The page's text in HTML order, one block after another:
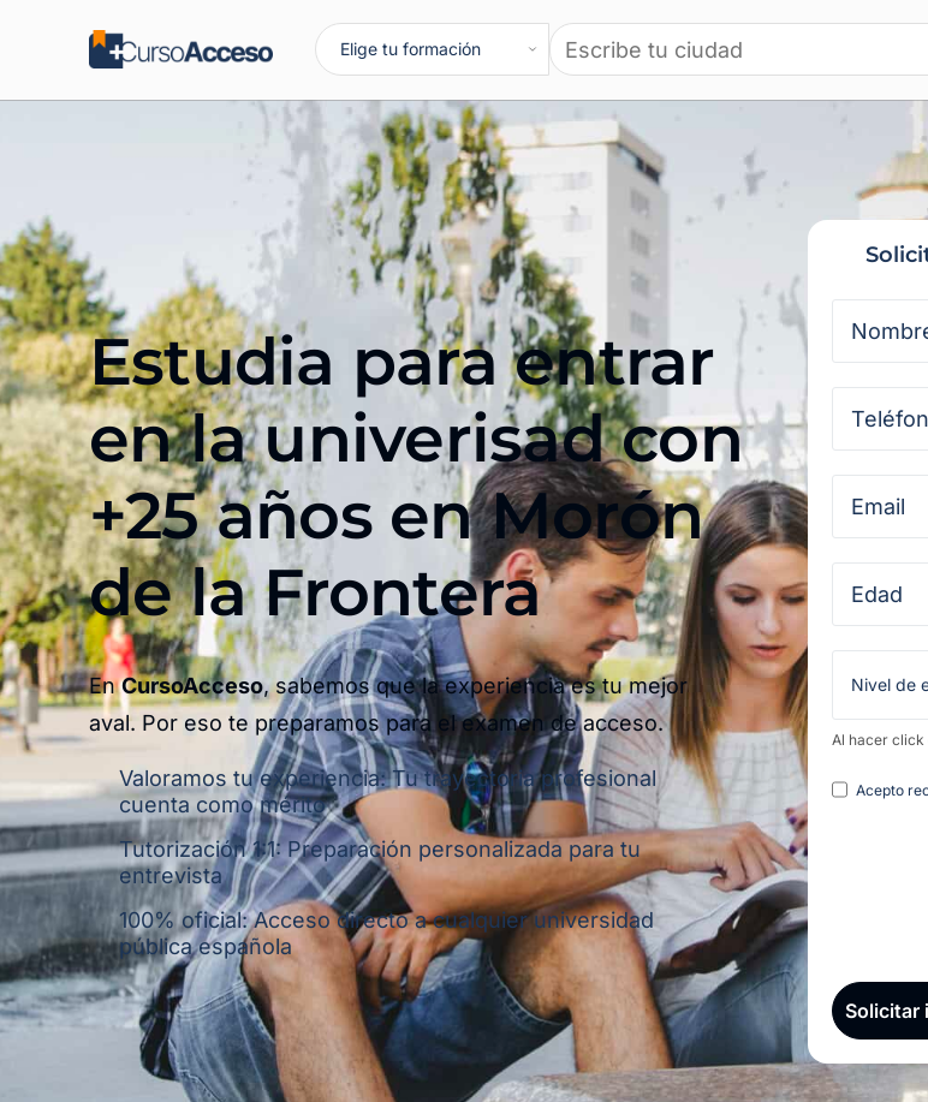
Estudia para entrar
en la univerisad con
+25 años en Morón
de la Frontera​
EnCursoAcceso, sabemos que la experiencia es tu mejor
aval. Por eso te preparamos para el examen de acceso.
Valoramos tu experiencia: Tu trayectoria profesional
cuenta como mérito
Tutorización 1:1: Preparación personalizada para tu
entrevista
100% oficial: Acceso directo a cualquier universidad
pública española
Al hacer
Acepto